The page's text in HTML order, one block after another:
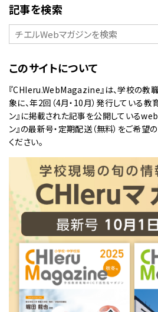
記事を検索
このサイトについて
『CHIeru.WebMagazine』は、学校の教
象に、年2回（4月・10月）発行している
ン』に掲載された記事を公開しているweb
ン』の最新号・定期配送（無料）をご希望
ください。